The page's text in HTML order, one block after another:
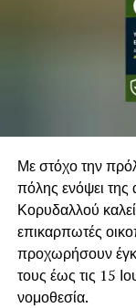
Με στόχο την
πόλης ενόψει της
Κορυδαλλού καλεί
επικαρπωτές
προχωρήσουν
τους έως τις 15
νομοθεσία.